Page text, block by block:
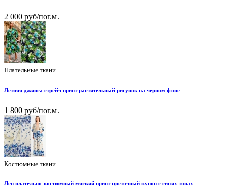
2 000 руб/пог.м.
Плательные ткани
Летняя джинса стрейч принт растительный рисунок на черном фоне
1 800 руб/пог.м.
Костюмные ткани
Лён плательно-костюмный мягкий принт цветочный купон с синих тонах